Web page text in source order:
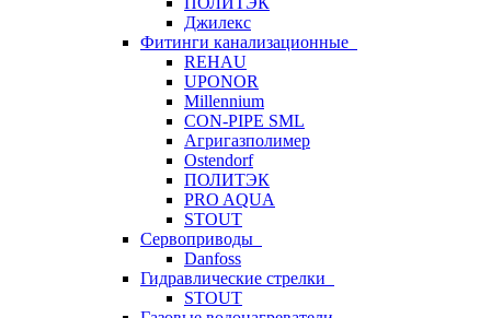
Джилекс
Фитинги канализационные
REHAU
UPONOR
Millennium
CON-PIPE SML
Агригазполимер
Ostendorf
ПОЛИТЭК
PRO AQUA
STOUT
Сервоприводы
Danfoss
Гидравлические стрелки
STOUT